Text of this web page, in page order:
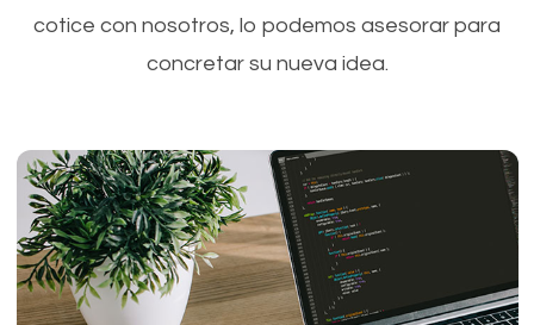
cotice con nosotros, lo podemos asesorar para
concretar su nueva idea.